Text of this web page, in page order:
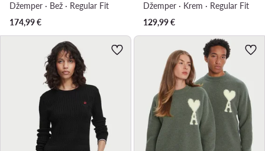
Džemper · Bež · Regular Fit
174,99€
Džemper · Krem · Regular Fit
129,99€